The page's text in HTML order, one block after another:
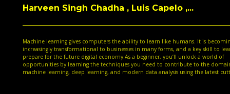
Harveen Singh Chadha , Luis Capelo ,...
Machine learning gives computers the ability to learn like humans. It is
increasingly transformational to businesses in many forms, and a key skill to
prepare for the future digital economy.As a beginner, you’ll unlock a world of
opportunities by learning the techniques you need to contribute to the
machine learning, deep learning, and modern data analysis using the latest